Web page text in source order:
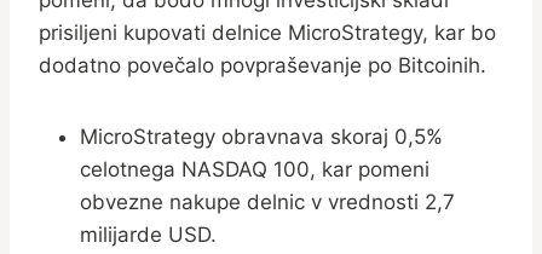
prisiljeni kupovati delnice MicroStrategy, kar bo
dodatno povečalo povpraševanje po Bitcoinih.
MicroStrategy obravnava skoraj 0,5%
celotnega NASDAQ 100, kar pomeni
obvezne nakupe delnic v vrednosti 2,7
milijarde USD.